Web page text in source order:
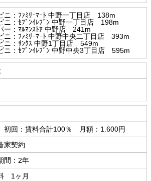
ニ：ﾌｧﾐﾘｰﾏｰﾄ 中野一丁目店 138m
ニ：ｾﾌﾞﾝｲﾚﾌﾞﾝ 中野一丁目店 198m
ー：ﾏﾙﾏﾝｽﾄｱ 中野店 241m
ニ：ﾌｧﾐﾘｰﾏｰﾄ 中野中央二丁目店 393m
ニ：ｻﾝｸｽ 中野1丁目店 549m
ニ：ｾﾌﾞﾝｲﾚﾌﾞﾝ 中野中央3丁目店 595m
回：賃料合計100％ 月額：1.600円
家契約
間：2年
1ヶ月